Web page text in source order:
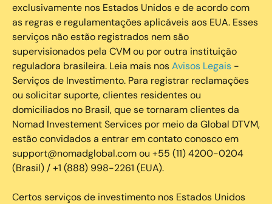
exclusivamente nos Estados Unidos e de acordo com
as regras e regulamentações aplicáveis aos EUA. Esses
serviços não estão registrados nem são
supervisionados pela CVM ou por outra instituição
reguladora brasileira. Leia mais nosAvisos Legais -
Serviços de Investimento. Para registrar reclamações
ou solicitar suporte, clientes residentes ou
domiciliados no Brasil, que se tornaram clientes da
Nomad Investement Services por meio da Global DTVM,
estão convidados a entrar em contato conosco em
support@nomadglobal.com ou +55 (11) 4200-0204
(Brasil) / +1 (888) 998-2261 (EUA).
Certos serviços de investimento nos Estados Unidos